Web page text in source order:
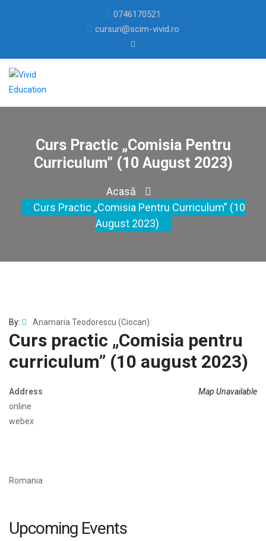
0746170521
cursuri@scim-vivid.ro
Curs Practic „Comisia Pentru
Curriculum” (10 August 2023)
Acasă
Curs Practic „Comisia Pentru Curriculum” (10
August 2023)
By: Anamaria Teodorescu (Ciocan)
Curs practic „Comisia pentru
curriculum” (10 august 2023)
Map Unavailable
Address
online
webex
Romania
Upcoming Events